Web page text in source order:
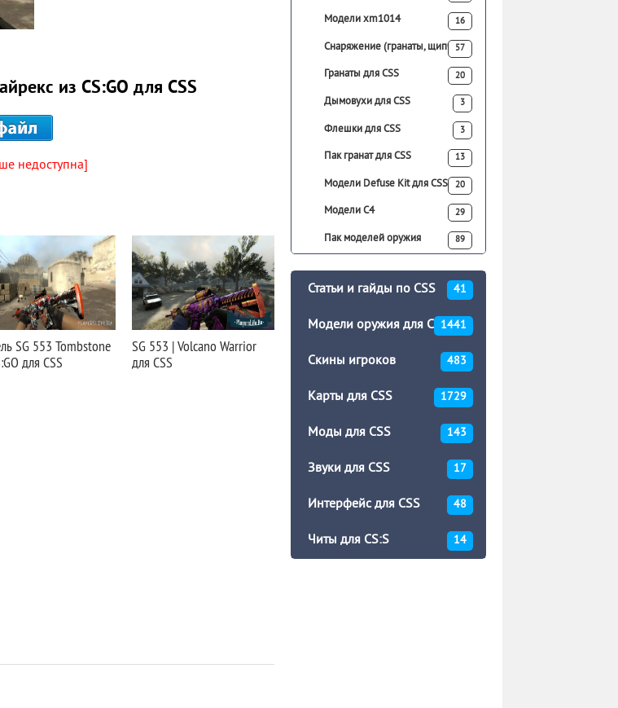
из CS:GO для CSS
недоступна]
SG 553 Tombstone
для CSS
SG 553 | Volcano Warrior
для CSS
Модели xm1014 16
Снаряжение (гранаты, щипчики)
57
Гранаты для CSS 20
Дымовухи для CSS 3
Флешки для CSS 3
Пак гранат для CSS 13
Модели Defuse Kit для CSS 20
Модели C4 29
Пак моделей оружия 89
Статьи и гайды по CSS 41
Модели оружия для CSS1441
Скины игроков 483
Карты для CSS 1729
Моды для CSS 143
Звуки для CSS 17
Интерфейс для CSS 48
Читы для CS:S 14